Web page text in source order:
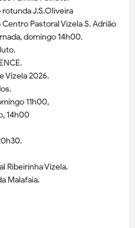
J.S.Oliveira
Pastoral Vizela S. Adrião
domingo 14h00.
Vizela 2026.
11h00,
14h00
Ribeirinha Vizela.
Malafaia.